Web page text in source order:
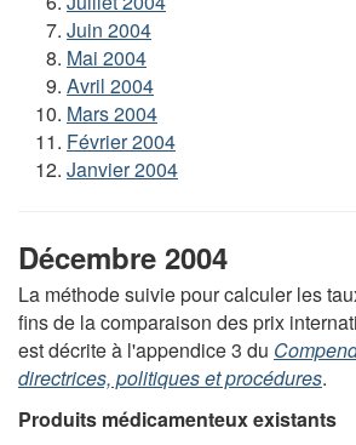
Juin 2004
Mai 2004
Avril 2004
Mars 2004
Février 2004
Janvier 2004
Décembre 2004
La méthode suivie pour calculer les
fins de la comparaison des prix
est décrite à l'appendice 3 du
directrices, politiques et procédures.
Produits médicamenteux existants